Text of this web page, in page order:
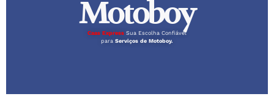
Motoboy
Caas Express Sua Escolha Confiável
para Serviços de Motoboy.